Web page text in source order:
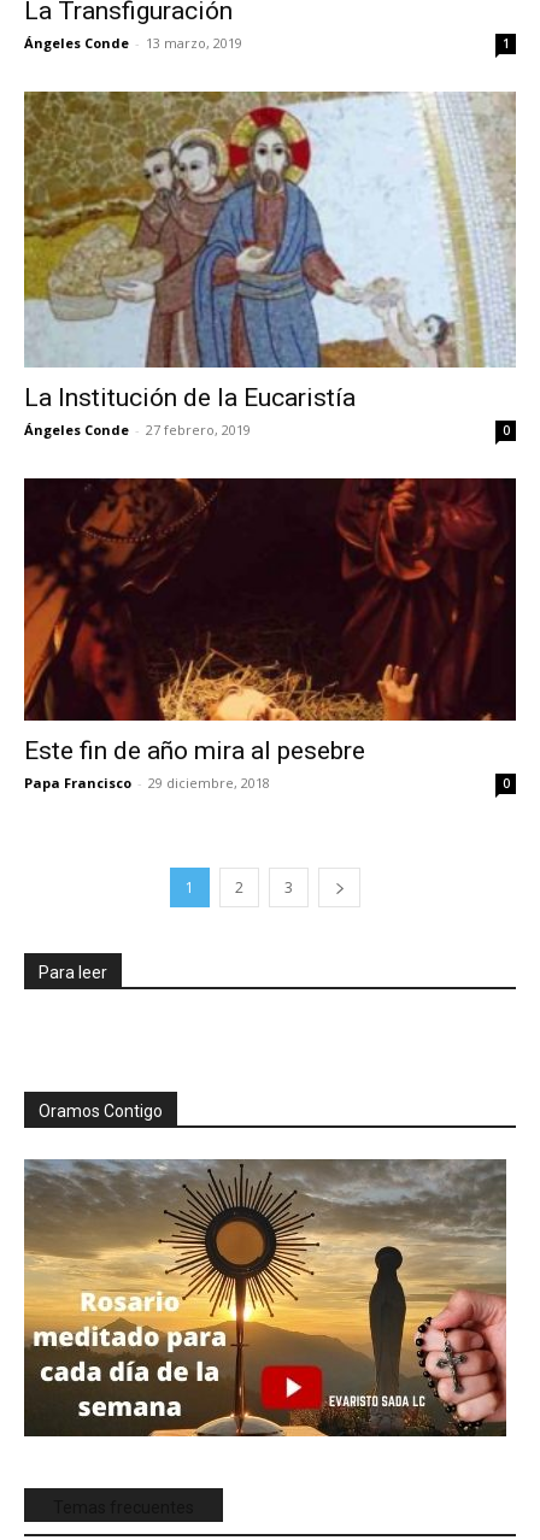
La Transfiguración
Ángeles Conde - 13 marzo, 2019 1
La Institución de la Eucaristía
Ángeles Conde - 27 febrero, 2019 0
Este fin de año mira al pesebre
Papa Francisco - 29 diciembre, 2018 0
1 2 3
Para leer
Oramos Contigo